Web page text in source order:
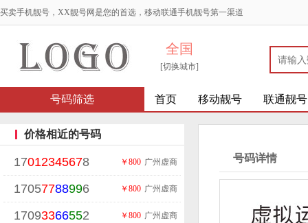
买卖手机靓号，XX靓号网是您的首选，移动联通手机靓号第一渠道
全国
[切换城市]
号码筛选 首页 移动靓号 联通靓号
价格相近的号码
17012345678 广州虚商
￥800
17057788996 广州虚商
￥800
17093366552 广州虚商
￥800
号码详情